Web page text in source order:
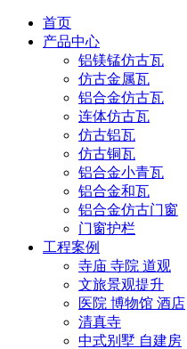
首页
产品中心
铝镁锰仿古瓦
仿古金属瓦
铝合金仿古瓦
连体仿古瓦
仿古铝瓦
仿古铜瓦
铝合金小青瓦
铝合金和瓦
铝合金仿古门窗
门窗护栏
工程案例
寺庙 寺院 道观
文旅景观提升
医院 博物馆 酒店
清真寺
中式别墅 自建房